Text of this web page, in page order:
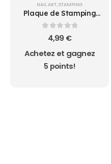
NAIL ART, STAMPING
Plaque de Stamping
076 Nicole Diary
sur 5
4,99 €
Achetez et gagnez
5 points!